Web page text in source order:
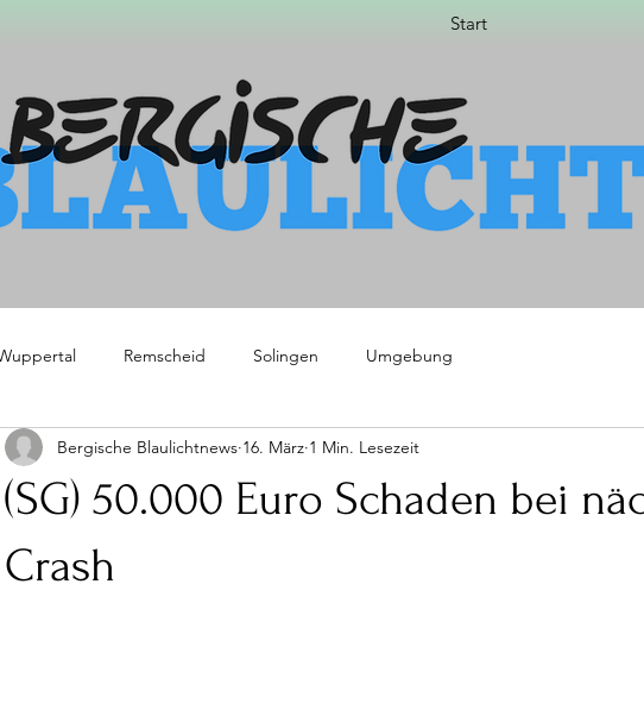
Start
Remscheid Solingen Umgebung
(SG) 50.000 Euro Schaden bei
Crash
Bergische Blaulichtnews 16. März 1 Min. Lesezeit